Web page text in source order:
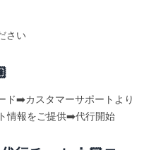
さい
➡️カスタマーサポートより
情報をご提供➡️代行開始